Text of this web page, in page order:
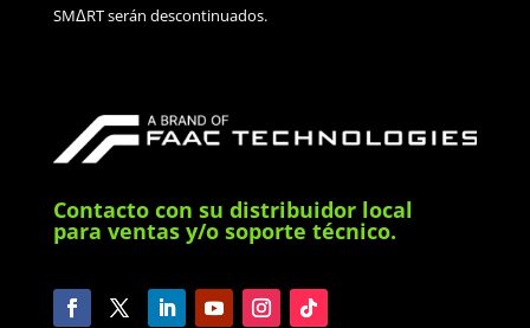
SMΔRT serán descontinuados.
Contacto con su distribuidor local
para ventas y/o soporte técnico.